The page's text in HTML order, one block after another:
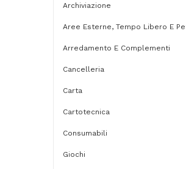
Archiviazione
Aree Esterne, Tempo Libero E
Arredamento E Complementi
Cancelleria
Carta
Cartotecnica
Consumabili
Giochi